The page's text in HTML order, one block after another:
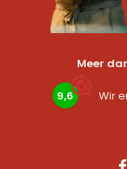
Meer
9,6 Wir